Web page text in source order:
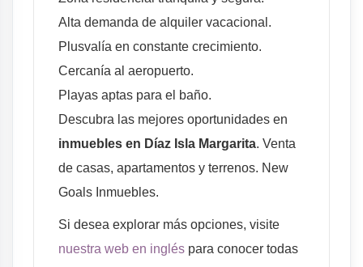
Alta demanda de alquiler vacacional.
Plusvalía en constante crecimiento.
Cercanía al aeropuerto.
Playas aptas para el baño.
Descubra las mejores oportunidades en
inmuebles en Díaz Isla Margarita. Venta
de casas, apartamentos y terrenos. New
Goals Inmuebles.
Si desea explorar más opciones, visite
nuestra web en inglés para conocer todas